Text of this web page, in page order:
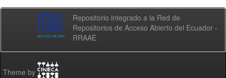
Repositorio integrado a la Red de
Repositorios de Acceso Abierto del Ecuador -
RRAAE
Theme by